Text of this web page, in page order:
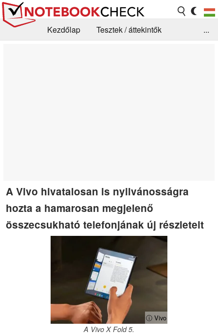
Kezdőlap
Tesztek / áttekintők
...
A Vivo hivatalosan is nyilvánosságra
hozta a hamarosan megjelenő
összecsukható telefonjának új részleteit
ⓘ Vivo
A Vivo X Fold 5.